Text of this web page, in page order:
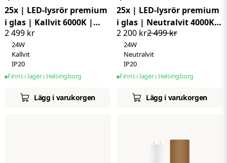
25x | LED-lysrör premium
i glas | Kallvit 6000K |
24W | 140 LM/W | 150cm |
T8
2 499 kr
24W
Kallvit
IP20
Finns i lager i Helsingborg
Lägg i varukorgen
25x | LED-lysrör premium
i glas | Neutralvit 4000K |
24W | 140 LM/W | 150cm |
T8
2 499 kr
2 200 kr
24W
Neutralvit
IP20
Finns i lager i Helsingborg
Lägg i varukorgen